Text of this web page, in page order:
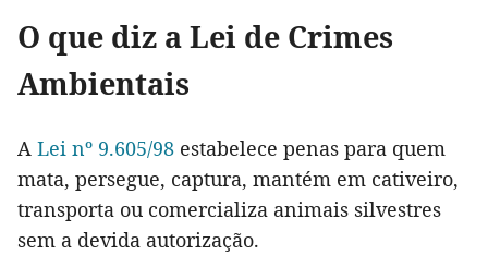
O que diz a Lei de Crimes
Ambientais
A Lei nº 9.605/98 estabelece penas para quem
mata, persegue, captura, mantém em cativeiro,
transporta ou comercializa animais silvestres
sem a devida autorização.